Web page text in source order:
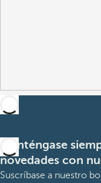
Manténgase
novedades con
Suscríbase a nuestro